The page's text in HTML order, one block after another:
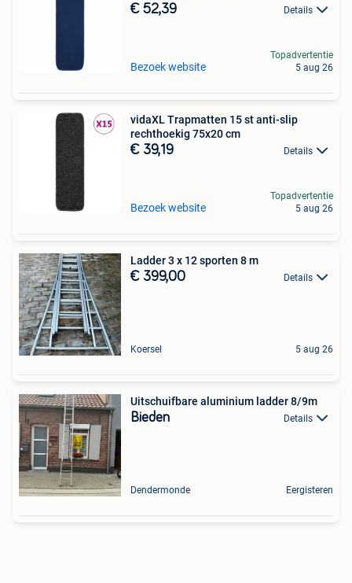
€ 52,39 Details
Bezoek website
Topadvertentie
5 aug 26
vidaXL Trapmatten 15 st anti-slip
rechthoekig 75x20 cm
€ 39,19 Details
Bezoek website
Topadvertentie
5 aug 26
Ladder 3 x 12 sporten 8 m
€ 399,00 Details
Koersel 5 aug 26
Uitschuifbare aluminium ladder 8/9m
Bieden Details
Dendermonde Eergisteren